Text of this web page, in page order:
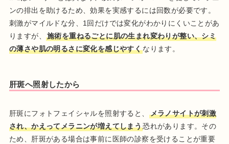
ンの排出を助けるため、効果を実感するには回数が必要です。
刺激がマイルドな分、1回だけでは変化がわかりにくいことがあ
りますが、
施術を重ねるごとに肌の生まれ変わりが整い、シミ
の薄さや肌の明るさに変化を感じやすくなります。
肝斑へ照射したから
肝斑にフォトフェイシャルを照射すると、
メラノサイトが刺激
され、かえってメラニンが増えてしまう恐れがあります。その
ため、肝斑がある場合は事前に医師の診察を受けることが重要